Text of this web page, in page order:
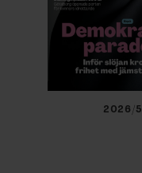
2026/5